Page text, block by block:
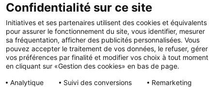
VOUS PRÉFÉREZ COMMANDER VIA LE CATALOGUE
Remettez votrebon de commandeet votre
règlement à l'association ou à l'enseignant de votre
enfant.
Confidentialité sur ce site
Initiatives et ses partenaires utilisent des cookies et équivalents
pour assurer le fonctionnement du site, vous identifier, mesurer
sa fréquentation, afficher des publicités personnalisées. Vous
pouvez accepter le traitement de vos données, le refuser, gérer
vos préférences par finalité et modifier vos choix à tout moment
en cliquant sur «Gestion des cookies» en bas de page.
Analytique
Suivi des conversions
Remarketing